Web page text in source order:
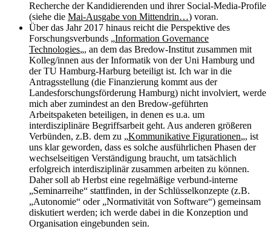
Recherche der Kandidierenden und ihrer Social-Media-Profile
(siehe die Mai-Ausgabe von Mittendrin…) voran.
Über das Jahr 2017 hinaus reicht die Perspektive des
Forschungsverbunds „Information Governance
Technologies„, an dem das Bredow-Institut zusammen mit
Kolleg/innen aus der Informatik von der Uni Hamburg und
der TU Hamburg-Harburg beteiligt ist. Ich war in die
Antragsstellung (die Finanzierung kommt aus der
Landesforschungsförderung Hamburg) nicht involviert, werde
mich aber zumindest an den Bredow-geführten
Arbeitspaketen beteiligen, in denen es u.a. um
interdisziplinäre Begriffsarbeit geht. Aus anderen größeren
Verbünden, z.B. dem zu „Kommunikative Figurationen„, ist
uns klar geworden, dass es solche ausführlichen Phasen der
wechselseitigen Verständigung braucht, um tatsächlich
erfolgreich interdisziplinär zusammen arbeiten zu können.
Daher soll ab Herbst eine regelmäßige verbund-interne
„Seminarreihe“ stattfinden, in der Schlüsselkonzepte (z.B.
„Autonomie“ oder „Normativität von Software“) gemeinsam
diskutiert werden; ich werde dabei in die Konzeption und
Organisation eingebunden sein.